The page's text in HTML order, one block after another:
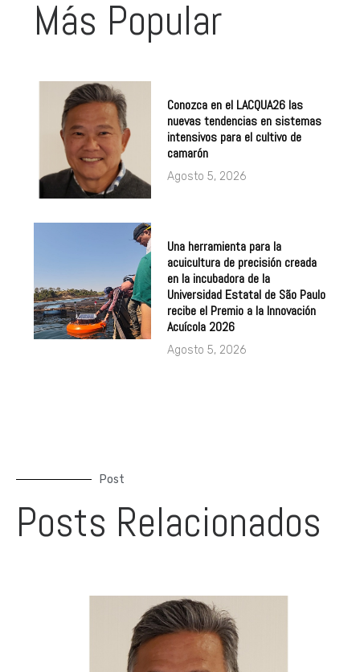
Más Popular
Conozca en el LACQUA26 las
nuevas tendencias en sistemas
intensivos para el cultivo de
camarón
Agosto 5, 2026
Una herramienta para la
acuicultura de precisión creada
en la incubadora de la
Universidad Estatal de São Paulo
recibe el Premio a la Innovación
Acuícola 2026
Agosto 5, 2026
Post
Posts Relacionados